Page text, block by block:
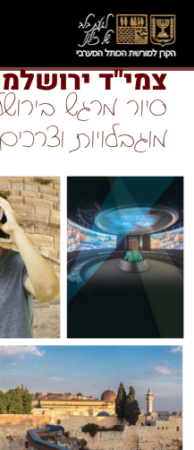
צמי"ד
סיור מרגש
מוגבלויות